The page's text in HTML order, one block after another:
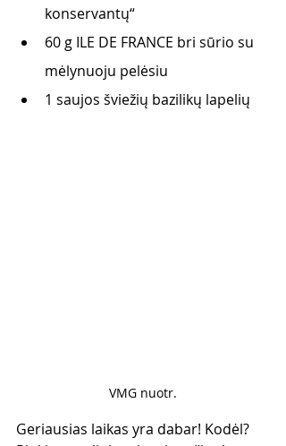
konservantų“
60 g ILE DE FRANCE bri sūrio su
mėlynuoju pelėsiu
1 saujos šviežių bazilikų lapelių
VMG nuotr.
Geriausias laikas yra dabar! Kodėl?